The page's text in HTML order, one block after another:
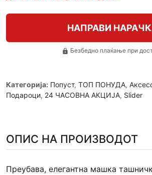
НАПРАВИ
lock Безбедно плаќање при
Категорија: Попуст, ТОП ПОНУДА,
Подароци, 24 ЧАСОВНА АКЦИЈА, Slider
ОПИС НА ПРОИЗВОДОТ
Преубава, елегантна машка